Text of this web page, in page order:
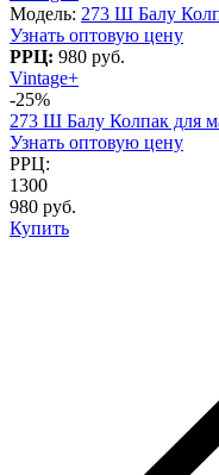
Модель: 273 Ш Балу
Узнать оптовую цену
РРЦ: 980 руб.
Vintage+
-25%
273 Ш Балу Колпак для
Узнать оптовую цену
РРЦ:
1300
980 руб.
Купить